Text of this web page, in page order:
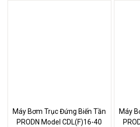
Máy Bơm Trục Đứng Biến Tần
PRODN Model CDL(F)16-40
Máy